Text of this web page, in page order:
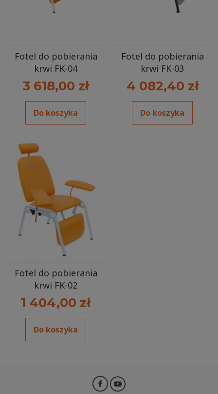
Fotel do pobierania
krwi FK-04
3 618,00 zł
Do koszyka
Fotel do pobierania
krwi FK-03
4 082,40 zł
Do koszyka
Fotel do pobierania
krwi FK-02
1 404,00 zł
Do koszyka